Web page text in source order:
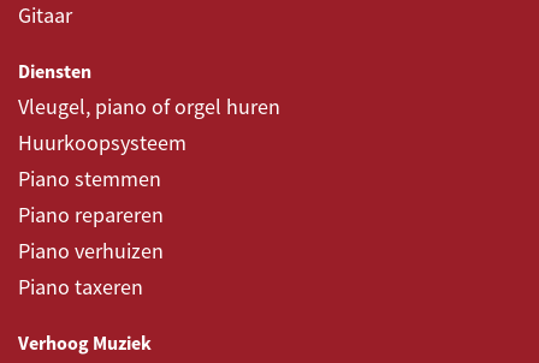
Gitaar
Diensten
Vleugel, piano of orgel huren
Huurkoopsysteem
Piano stemmen
Piano repareren
Piano verhuizen
Piano taxeren
Verhoog Muziek